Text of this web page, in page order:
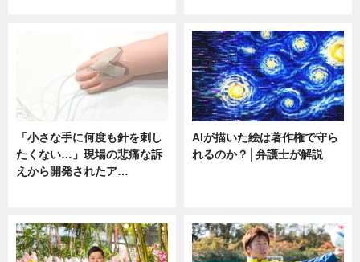
「小さな手に何度も針を刺し
たくない…」現場の悲痛な訴
えから開発されたア…
AIが描いた絵は著作権で守ら
れるのか？│弁護士が解説